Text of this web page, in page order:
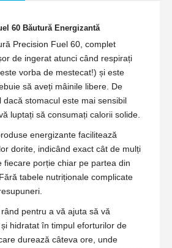
60 Băutură Energizantă
Precision Fuel 60, complet
de ingerat atunci când respirați
vorba de mestecat!) și este
să aveți mâinile libere. De
dacă stomacul este mai sensibil
luptați să consumați calorii solide.
energizante facilitează
dorite, indicând exact cât de mulți
fiecare porție chiar pe partea din
tabele nutriționale complicate
pentru a vă ajuta să vă
hidratat în timpul eforturilor de
durează câteva ore, unde